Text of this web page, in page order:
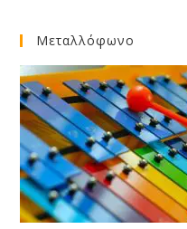
Μεταλλόφωνο